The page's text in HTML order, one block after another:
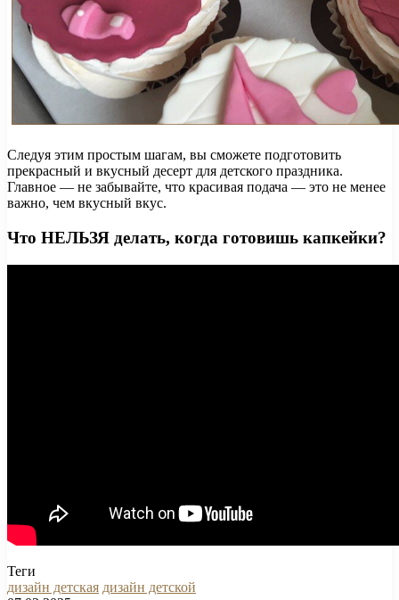
Следуя этим простым шагам, вы сможете подготовить
прекрасный и вкусный десерт для детского праздника.
Главное — не забывайте, что красивая подача — это не менее
важно, чем вкусный вкус.
Что НЕЛЬЗЯ делать, когда готовишь капкейки?
Теги
дизайн детская дизайн детской